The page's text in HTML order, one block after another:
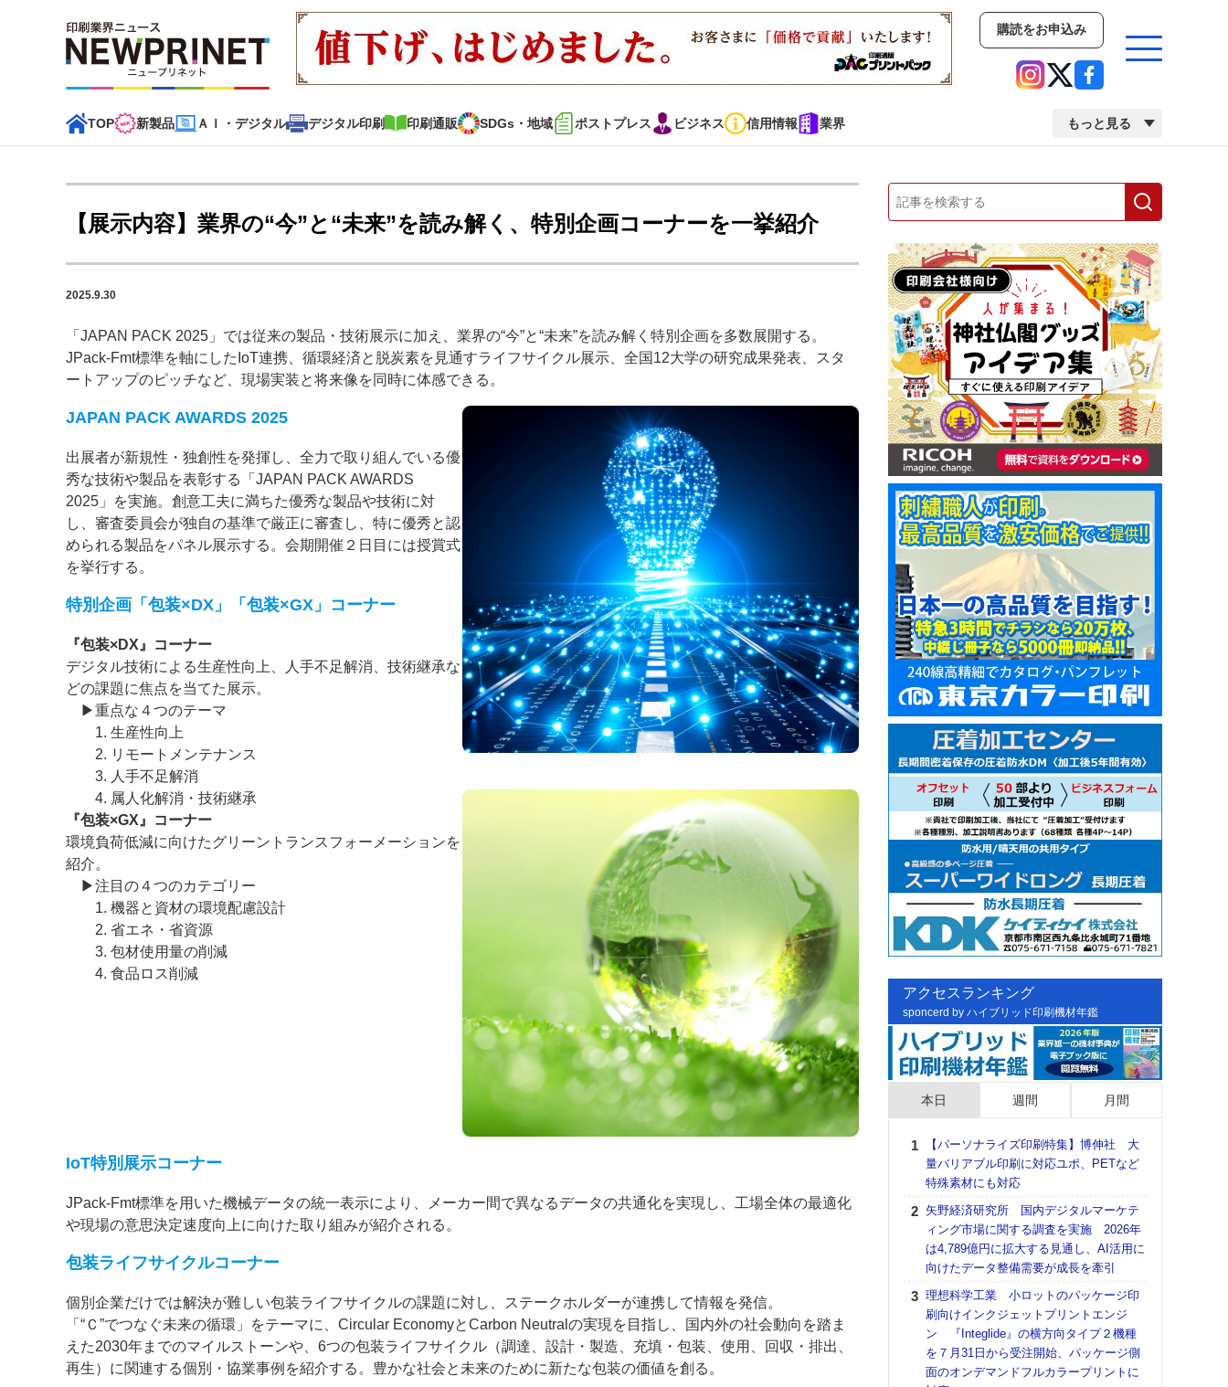
購読をお申込み
TOP 新製品 ＡＩ・デジタル デジタル印刷 印刷通販 SDGs・地域 ポストプレス ビジネス 信用情報 業界 もっと見る
イベント
人事・移転・異動・訃報
インデックス
TOP 新着記事 特集記事 動画コンテンツ インタビュー コレクション
新商品 市場・統計 人事・移転・異動・訃報
特集記事カテゴリー一覧
2022 見える化・MIS特集 特集・デジタル印刷 アイデアで勝負！ ～多様なビジネス・多彩な商材～ JAPAN PACK 2023 特集 中古印刷機・製本機特集
2022 検査・校正特集
案内
発刊案内 JFPI印刷用語集 印刷機材年鑑
運営
会社案内 購読・購入申し込み サイトポリシー
【展示内容】業界の“今”と“未来”を読み解く、特別企画コーナーを一挙紹介
2025.9.30
「JAPAN PACK 2025」では従来の製品・技術展示に加え、業界の“今”と“未来”を読み解く特別企画を多数展開する。
JPack-Fmt標準を軸にしたIoT連携、循環経済と脱炭素を見通すライフサイクル展示、全国12大学の研究成果発表、スタ
ートアップのピッチなど、現場実装と将来像を同時に体感できる。
JAPAN PACK AWARDS 2025
出展者が新規性・独創性を発揮し、全力で取り組んでいる優
秀な技術や製品を表彰する「JAPAN PACK AWARDS
2025」を実施。創意工夫に満ちた優秀な製品や技術に対
し、審査委員会が独自の基準で厳正に審査し、特に優秀と認
められる製品をパネル展示する。会期開催２日目には授賞式
を挙行する。
特別企画「包装×DX」「包装×GX」コーナー
『包装×DX』コーナー
デジタル技術による生産性向上、人手不足解消、技術継承な
どの課題に焦点を当てた展示。
▶重点な４つのテーマ
1. 生産性向上
2. リモートメンテナンス
3. 人手不足解消
4. 属人化解消・技術継承
『包装×GX』コーナー
環境負荷低減に向けたグリーントランスフォーメーションを
紹介。
▶注目の４つのカテゴリー
1. 機器と資材の環境配慮設計
2. 省エネ・省資源
3. 包材使用量の削減
4. 食品ロス削減
IoT特別展示コーナー
JPack-Fmt標準を用いた機械データの統一表示により、メーカー間で異なるデータの共通化を実現し、工場全体の最適化
や現場の意思決定速度向上に向けた取り組みが紹介される。
包装ライフサイクルコーナー
個別企業だけでは解決が難しい包装ライフサイクルの課題に対し、ステークホルダーが連携して情報を発信。
「“Ｃ”でつなぐ未来の循環」をテーマに、Circular EconomyとCarbon Neutralの実現を目指し、国内外の社会動向を踏ま
えた2030年までのマイルストーンや、6つの包装ライフサイクル（調達、設計・製造、充填・包装、使用、回収・排出、
再生）に関連する個別・協業事例を紹介する。豊かな社会と未来のために新たな包装の価値を創る。
アクセスランキング
sponcerd by ハイブリッド印刷機材年鑑
本日 週間 月間
【パーソナライズ印刷特集】博伸社 大
量バリアブル印刷に対応ユポ、PETなど
特殊素材にも対応
矢野経済研究所 国内デジタルマーケテ
ィング市場に関する調査を実施 2026年
は4,789億円に拡大する見通し、AI活用に
向けたデータ整備需要が成長を牽引
理想科学工業 小ロットのパッケージ印
刷向けインクジェットプリントエンジ
ン 『Integlide』の横方向タイプ２機種
を７月31日から受注開始、パッケージ側
面のオンデマンドフルカラープリントに